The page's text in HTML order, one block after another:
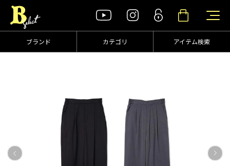
ブランド カテゴリ アイテム検索